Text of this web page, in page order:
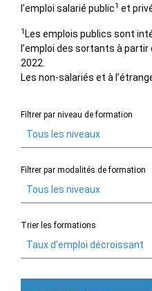
l’emploi salarié public1 et
1 Les emplois publics sont
l’emploi des sortants à
2022.
Les non-salariés et à
Filtrer par niveau de formation
Tous les niveaux
Filtrer par modalités de formation
Tous les niveaux
Trier les formations
Taux d'emploi décroissant